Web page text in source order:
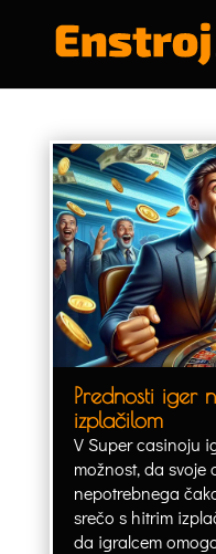
Prednosti iger
izplačilom
V Super casinoju
možnost, da svoje
nepotrebnega
srečo s hitrim
da igralcem